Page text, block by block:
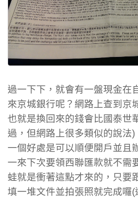
過一下下，就會有一盤現金在
來京城銀行呢？網路上查到京
也就是換回來的錢會比國泰世
過，但網路上很多類似的說法
一個好處是可以順便開戶並且
一來下次要領西聯匯款就不需
蛙就是衝著這點才來的，只要
填一堆文件並拍張照就完成囉(